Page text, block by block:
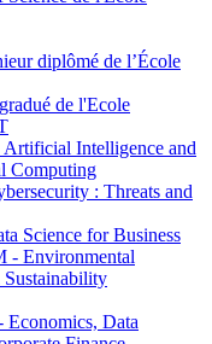
diplômé de l’École
de l'Ecole
Intelligence and
Computing
: Threats and
Science for Business
- Environmental
Data